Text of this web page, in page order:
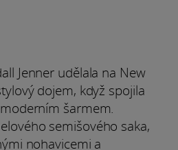
Jenner udělala na New
dojem, když spojila
šarmem.
semišového saka,
nohavicemi a